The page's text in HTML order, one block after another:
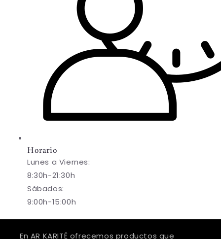
Horario
Lunes a Viernes:
8:30h-21:30h
Sábados:
9:00h-15:00h
En AR KARITÉ ofrecemos productos que